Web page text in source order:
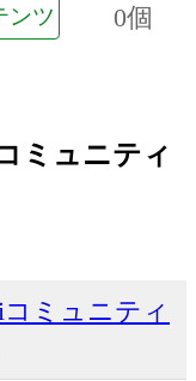
ンツ 0個
ミュニティ
ミュニティ